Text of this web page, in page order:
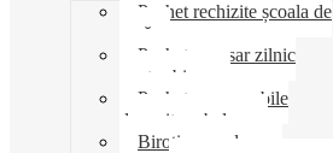
Pachet rechizite școala de
vară
Pachet necesar zilnic
pentru birou
Pachet consumabile
depozit-ambalare
Birotica-produse